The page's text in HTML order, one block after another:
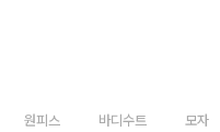
원피스 바디수트 모자